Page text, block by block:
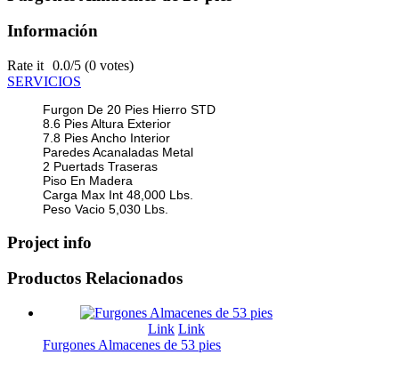
Información
Rate it 0.0/5 (0 votes)
SERVICIOS
Furgon De 20 Pies Hierro STD
8.6 Pies Altura Exterior
7.8 Pies Ancho Interior
Paredes Acanaladas Metal
2 Puertads Traseras
Piso En Madera
Carga Max Int 48,000 Lbs.
Peso Vacio 5,030 Lbs.
Project info
Productos Relacionados
Link Link
Furgones Almacenes de 53 pies